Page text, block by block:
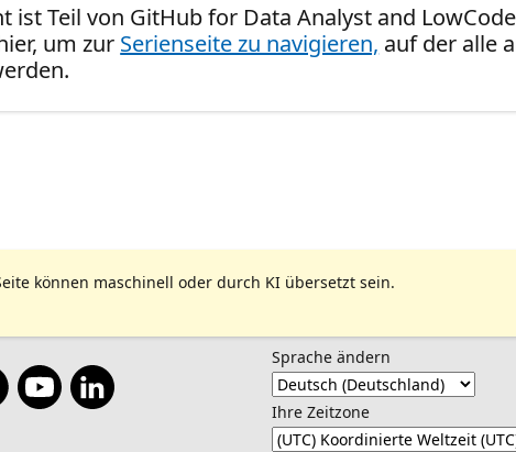
ist Teil von GitHub for Data Analyst and
um zur Serienseite zu navigieren, auf der alle
können maschinell oder durch KI übersetzt sein.
Sprache ändern
Ihre Zeitzone